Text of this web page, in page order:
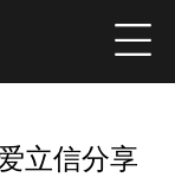
高端访谈
立信分享